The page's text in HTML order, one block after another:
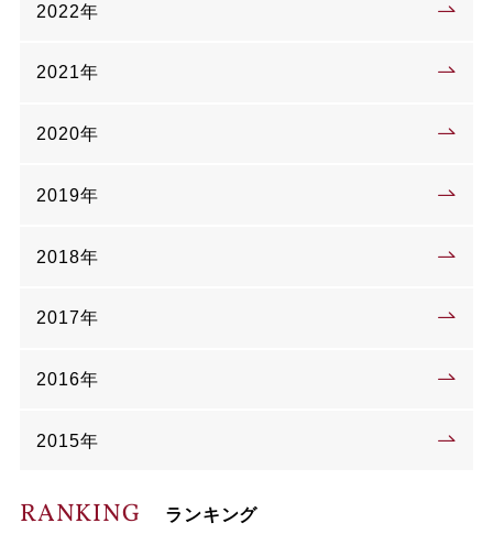
2022年
2021年
2020年
2019年
2018年
2017年
2016年
2015年
RANKING ランキング